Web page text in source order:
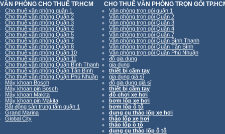
VĂN PHÒNG CHO THUÊ TP.HCM
Cho thuê văn phòng quận 1
Cho thuê văn phòng Quận 2
Cho thuê văn phòng Quận 3
Cho thuê văn phòng Quận 4
Cho thuê văn phòng Quận 5
Cho thuê văn phòng Quận 7
Cho thuê văn phòng Quận 8
Cho thuê văn phòng Quận 10
Cho thuê văn phòng Quận 11
Cho thuê văn phòng Quận Bình Thạnh
Cho thuê văn phòng Quận Tân Bình
Cho thuê văn phòng Quận Phú Nhuận
Máy khoan Bosch
Máy khoan pin Bosch
Máy khoan Makita
Máy khoan pin Makita
Bất động sản trung tâm quận 1
Grand Marina
Global City
CHO THUÊ VĂN PHÒNG TRỌN GÓI
Văn phòng trọn gói quận 1
Văn phòng trọn gói Quận 2
Văn phòng trọn gói Quận 3
Văn phòng trọn gói Quận 4
Văn phòng trọn gói Quận 7
Văn phòng trọn gói Quận Bình Thạnh
Văn phòng trọn gói Quận Tân Bình
Văn phòng trọn gói Quận Phú Nhuận
đồ gia dụng
gia dụng
thiết bị cầm tay
gia dụng giá sỉ
đồ gia dụng giá sỉ
thiết bị cầm tay
đồ chơi xe hơi
bơm lốp xe hơi
bơm lốp ô tô
dụng cụ tháo lốp xe hơi
tháo lốp xe hơi
tháo lốp ô tô
dụng cụ tháo lốp ô tô